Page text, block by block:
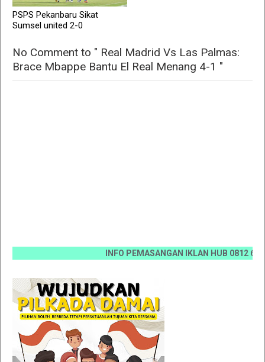
PSPS Pekanbaru Sikat
Sumsel united 2-0
No Comment to " Real Madrid Vs Las Palmas:
Brace Mbappe Bantu El Real Menang 4-1 "
INFO PEMASANGAN IKLAN HUB 0812 6670